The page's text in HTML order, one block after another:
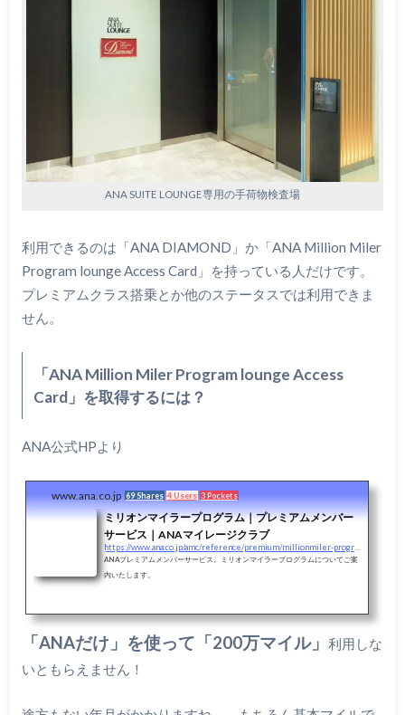
ANA SUITE LOUNGE専用の手荷物検査場
利用できるのは「ANA DIAMOND」か「ANA Million Miler
Program lounge Access Card」を持っている人だけです。
プレミアムクラス搭乗とか他のステータスでは利用できま
せん。
「ANA Million Miler Program lounge Access
Card」を取得するには？
ANA公式HPより
www.ana.co.jp 69 Shares 4 Users 3 Pockets
ミリオンマイラープログラム｜プレミアムメンバー
サービス｜ANAマイレージクラブ
https://www.ana.co.jp/amc/reference/premium/millionmiler-program/
ANAプレミアムメンバーサービス。ミリオンマイラープログラムについてご案
内いたします。
「ANAだけ」を使って「200万マイル」 利用しな
いともらえません！